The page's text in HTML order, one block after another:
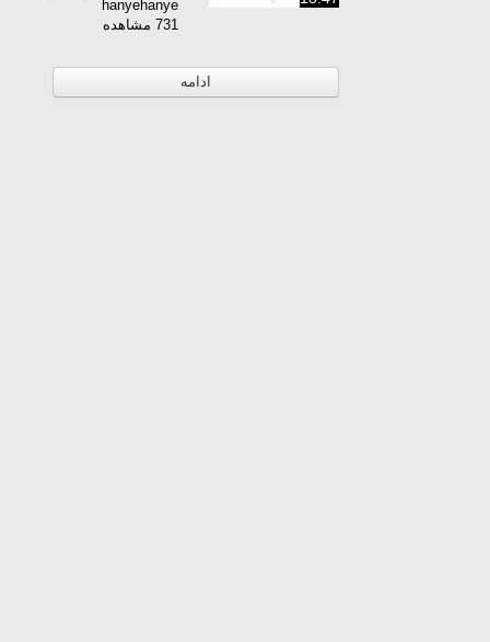
بستن معاملات
hanyehanye
731 مشاهده
ادامه